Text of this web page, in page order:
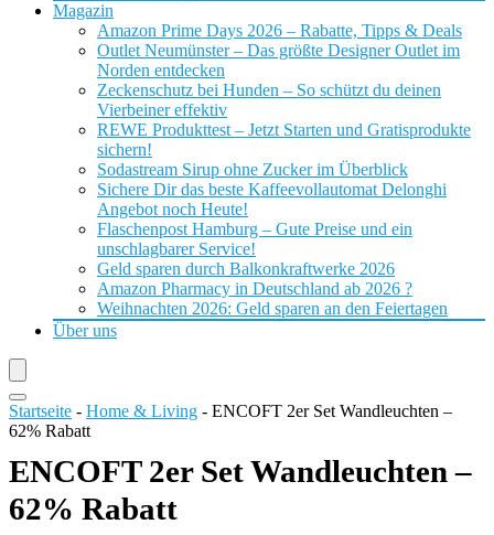
Magazin
Amazon Prime Days 2026 – Rabatte, Tipps & Deals
Outlet Neumünster – Das größte Designer Outlet im
Norden entdecken
Zeckenschutz bei Hunden – So schützt du deinen
Vierbeiner effektiv
REWE Produkttest – Jetzt Starten und Gratisprodukte
sichern!
Sodastream Sirup ohne Zucker im Überblick
Sichere Dir das beste Kaffeevollautomat Delonghi
Angebot noch Heute!
Flaschenpost Hamburg – Gute Preise und ein
unschlagbarer Service!
Geld sparen durch Balkonkraftwerke 2026
Amazon Pharmacy in Deutschland ab 2026 ?
Weihnachten 2026: Geld sparen an den Feiertagen
Über uns
Startseite - Home & Living - ENCOFT 2er Set Wandleuchten –
62% Rabatt
ENCOFT 2er Set Wandleuchten –
62% Rabatt